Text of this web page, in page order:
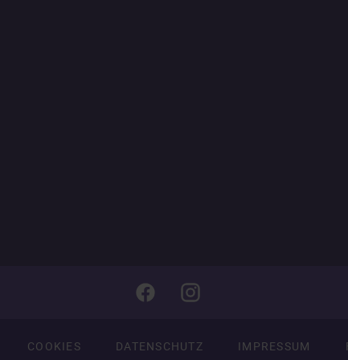
COOKIES DATENSCHUTZ IMPRESSUM